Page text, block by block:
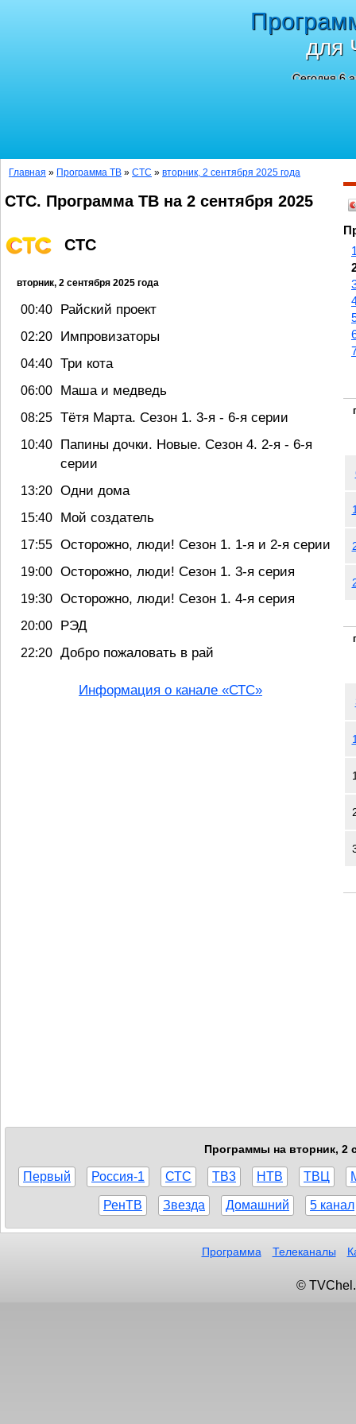
для
Сегодня 6
Главная » Программа ТВ » СТС » вторник, 2 сентября 2025 года
СТС. Программа ТВ на 2 сентября 2025
СТС
вторник, 2 сентября 2025 года
00:40 Райский проект
02:20 Импровизаторы
04:40 Три кота
06:00 Маша и медведь
08:25 Тётя Марта. Сезон 1. 3-я - 6-я серии
10:40
Папины дочки. Новые. Сезон 4. 2-я - 6-я
серии
13:20 Одни дома
15:40 Мой создатель
17:55 Осторожно, люди! Сезон 1. 1-я и 2-я серии
19:00 Осторожно, люди! Сезон 1. 3-я серия
19:30 Осторожно, люди! Сезон 1. 4-я серия
20:00 РЭД
22:20 Добро пожаловать в рай
Информация о канале «СТС»
Программы на вторник, 2
Первый Россия-1 СТС ТВ3 НТВ ТВЦ
РенТВ Звезда Домашний 5 канал
Программа Телеканалы
©